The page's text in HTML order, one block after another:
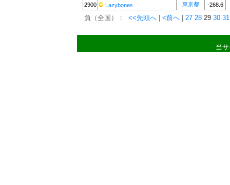
2900 Lazybones 東京都 -268.6
負（全国）： <<先頭へ <前へ 27 28 29 30 31
当